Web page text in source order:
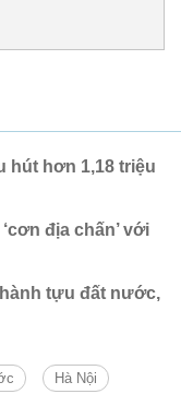
hút hơn 1,18 triệu
địa chấn’ với
tựu đất nước,
Hà Nội